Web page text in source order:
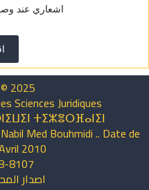
اشعاري عند
2025
Sciences Juridiques
ⵜⵉⵣⴻⵔⴼⴰⵏⵉⵏ
Med Bouhmidi .. Date de
2010
8107
اصدار